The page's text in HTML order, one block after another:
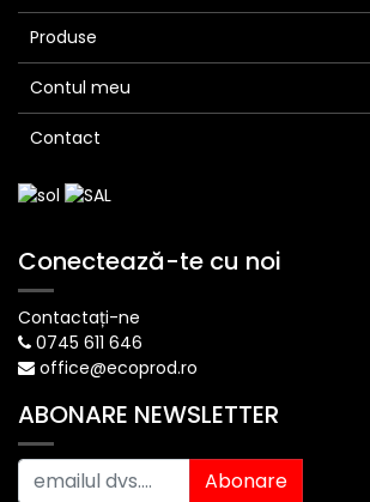
Produse
Contul meu
Contact
Conectează-te cu noi
Contactați-ne
0745 611 646
office@ecoprod.ro
ABONARE NEWSLETTER
Abonare